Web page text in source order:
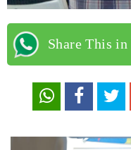
Share This